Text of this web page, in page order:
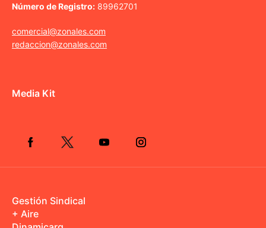
Número de Registro: 89962701
comercial@zonales.com
redaccion@zonales.com
Media Kit
Gestión Sindical
+ Aire